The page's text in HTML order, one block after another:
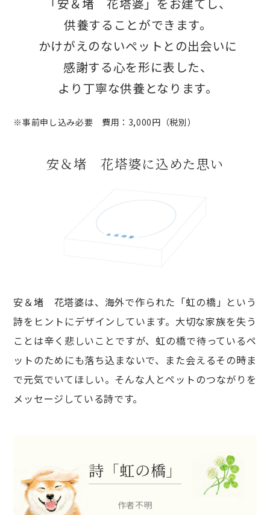
供養することができます。
かけがえのないペットとの出会いに
感謝する心を形に表した、
より丁寧な供養となります。
※事前申し込み必要 費用：3,000円（税別）
安＆堵 花塔婆に込めた思い
安＆堵 花塔婆は、海外で作られた「虹の橋」という
詩をヒントにデザインしています。大切な家族を失う
ことは辛く悲しいことですが、虹の橋で待っているペ
ットのためにも落ち込まないで、また会えるその時ま
で元気でいてほしい。そんな人とペットのつながりを
メッセージしている詩です。
詩「虹の橋」
作者不明